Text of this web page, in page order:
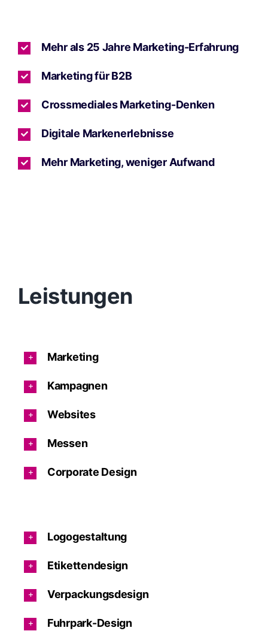
Mehr als 25 Jahre Marketing-Erfahrung
Marketing für B2B
Crossmediales Marketing-Denken
Digitale Markenerlebnisse
Mehr Marketing, weniger Aufwand
Leistungen
Marketing
Kampagnen
Websites
Messen
Corporate Design
Logogestaltung
Etikettendesign
Verpackungsdesign
Fuhrpark-Design